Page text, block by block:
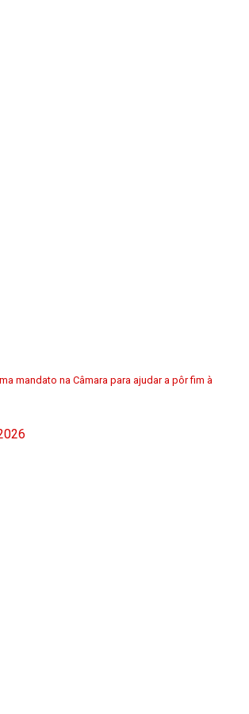
mandato na Câmara para ajudar a pôr fim à